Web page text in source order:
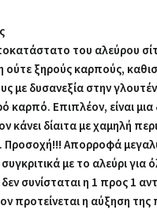
του αλεύρου
ούτε ξηρούς καρπούς,
με δυσανεξία στην
καρπό. Επιπλέον, είναι μια
κάνει δίαιτα με χαμηλή
Προσοχή!!! Απορροφά
με το αλεύρι για
συνίσταται η 1 προς 1
προτείνεται η αύξηση